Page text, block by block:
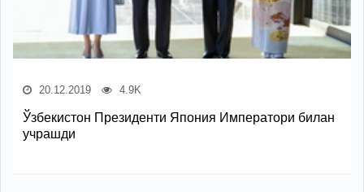
20.12.2019 4.9K
Ўзбекистон Президенти Япония Императори билан
учрашди